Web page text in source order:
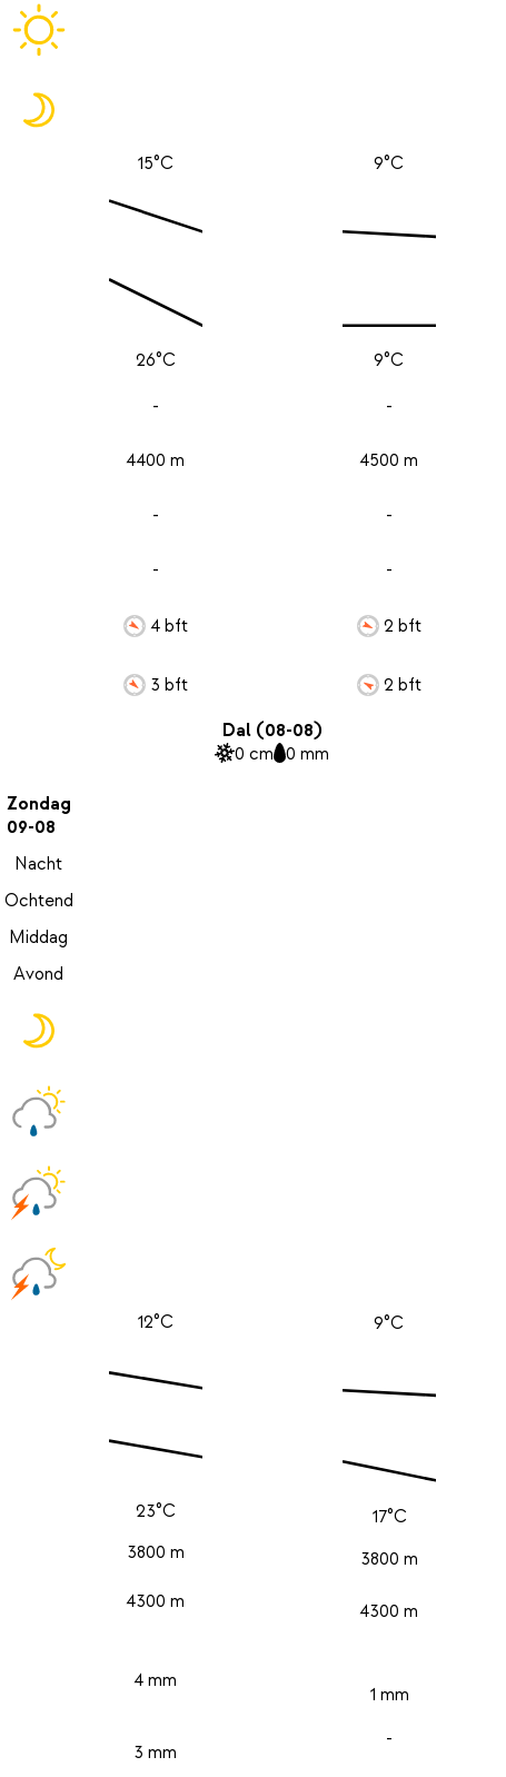
15°C
26°C
-
4400 m
-
-
4 bft
3 bft
9°C
9°C
-
4500 m
-
-
2 bft
2 bft
Dal (08-08)
0 cm 0 mm
Zondag
09-08
Nacht
Ochtend
Middag
Avond
12°C
23°C
3800 m
4300 m
4 mm
3 mm
9°C
17°C
3800 m
4300 m
1 mm
-